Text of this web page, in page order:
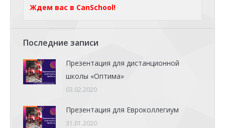
Ждем вас в CanSchool!
Последние записи
Презентация для дистанционной
школы «Оптима»
03.02.2020
Презентация для Евроколлегиум
31.01.2020